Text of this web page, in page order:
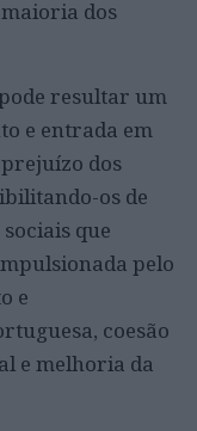
dos
resultar um
e entrada em
dos
os de
que
pelo
e
coesão
e melhoria da